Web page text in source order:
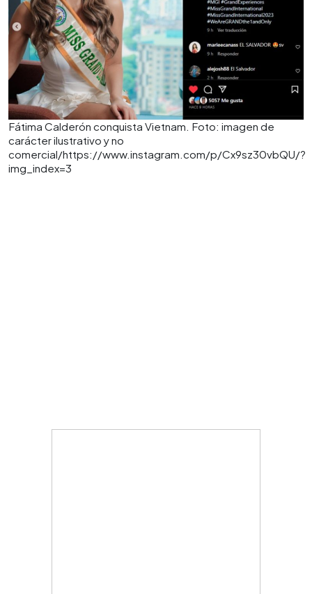
Fátima Calderón conquista Vietnam. Foto: imagen de
carácter ilustrativo y no
comercial/https://www.instagram.com/p/Cx9sz30vbQU/?
img_index=3